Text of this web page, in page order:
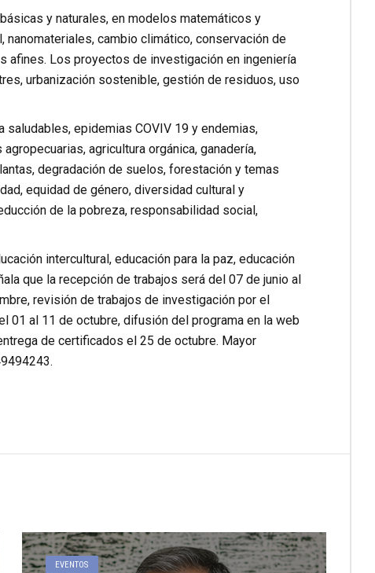
y naturales, en modelos matemáticos y
cambio climático, conservación de
afines. Los proyectos de investigación en ingeniería
urbanización sostenible, gestión de residuos, uso
epidemias COVIV 19 y endemias,
agricultura orgánica, ganadería,
degradación de suelos, forestación y temas
equidad de género, diversidad cultural y
de la pobreza, responsabilidad social,
intercultural, educación para la paz, educación
que la recepción de trabajos será del 07 de junio al
revisión de trabajos de investigación por el
01 al 11 de octubre, difusión del programa en la web
de certificados el 25 de octubre. Mayor
EVENTOS